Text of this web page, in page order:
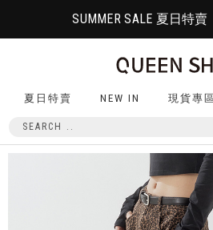
SUMMER SALE 夏日特
夏日特賣 NEW IN 現貨專